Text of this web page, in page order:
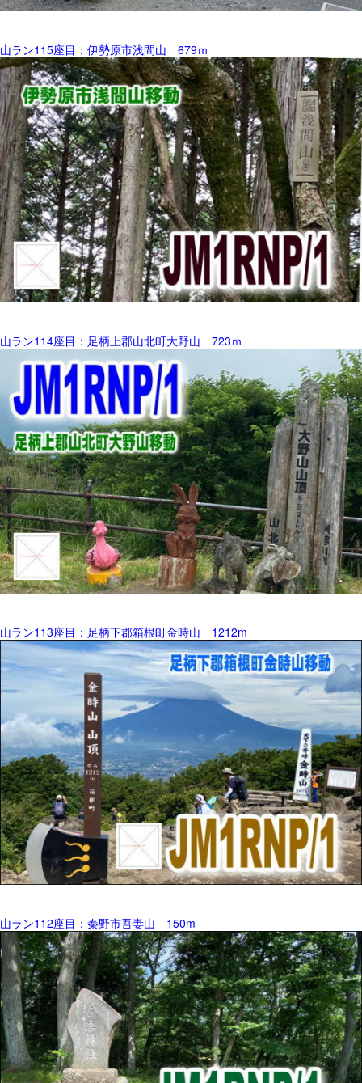
山ラン115座目：伊勢原市浅間山 679ｍ
山ラン114座目：足柄上郡山北町大野山 723ｍ
山ラン113座目：足柄下郡箱根町金時山 1212m
山ラン112座目：秦野市吾妻山 150m